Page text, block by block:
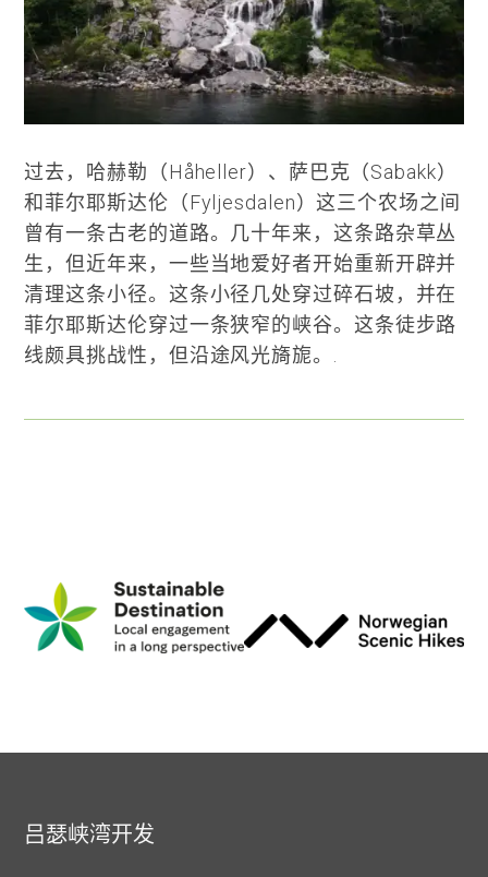
过去，哈赫勒（Håheller）、萨巴克（Sabakk）
和菲尔耶斯达伦（Fyljesdalen）这三个农场之间
曾有一条古老的道路。几十年来，这条路杂草丛
生，但近年来，一些当地爱好者开始重新开辟并
清理这条小径。这条小径几处穿过碎石坡，并在
菲尔耶斯达伦穿过一条狭窄的峡谷。这条徒步路
线颇具挑战性，但沿途风光旖旎。.
吕瑟峡湾开发